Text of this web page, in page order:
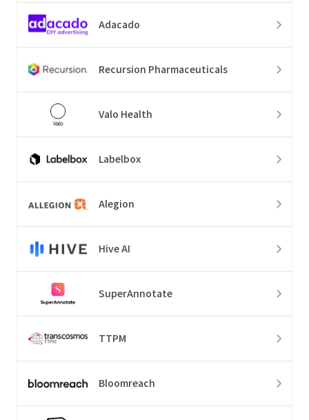
Adacado
Recursion Pharmaceuticals
Valo Health
Labelbox
Alegion
Hive AI
SuperAnnotate
TTPM
Bloomreach